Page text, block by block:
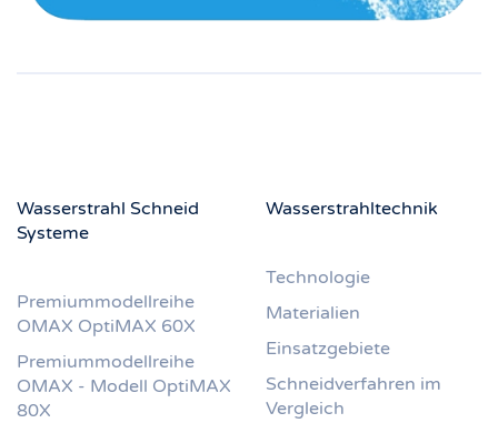
Wasserstrahl Schneid
Systeme
Premiummodellreihe
OMAX OptiMAX 60X
Premiummodellreihe
OMAX - Modell OptiMAX
80X
Wasserstrahltechnik
Technologie
Materialien
Einsatzgebiete
Schneidverfahren im
Vergleich